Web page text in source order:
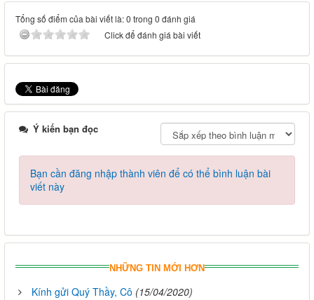
Tổng số điểm của bài viết là: 0 trong 0 đánh giá
Click để đánh giá bài viết
Ý kiến bạn đọc
Bạn cần đăng nhập thành viên để có thể bình luận bài
viết này
NHỮNG TIN MỚI HƠN
Kính gửi Quý Thầy, Cô (15/04/2020)